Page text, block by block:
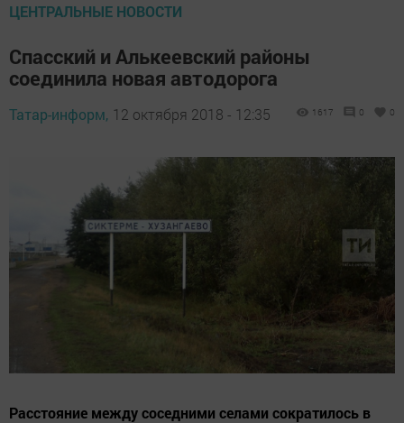
ЦЕНТРАЛЬНЫЕ НОВОСТИ
Спасский и Алькеевский районы
соединила новая автодорога
Татар-информ, 12 октября 2018 - 12:35 1617 0 0
Расстояние между соседними селами сократилось в